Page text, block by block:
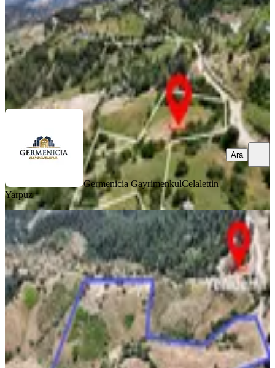
6.250.000 ₺6.500.000 ₺
Germenicia GayrimenkulCelalettin Yarpuz
Ara
Germenicia GayrimenkulCelalettin
Yarpuz
Ara
TAKASLI
Yenidemir'de Kullanım Alanı (39.700
M2) Satılık Tarla
Onikişubat, Yenidemir Mahallesi
22538 m²·519/m²·19.06.2026
11.700.000 ₺
Germenicia GayrimenkulCelalettin Yarpuz